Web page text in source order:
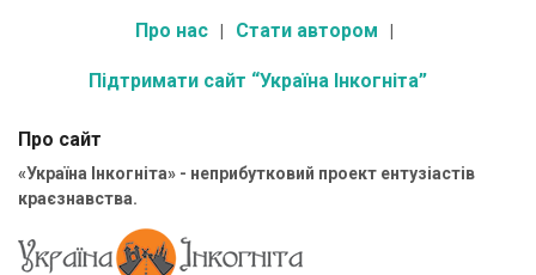
Про нас Стати автором
Підтримати сайт “Україна Інкогніта”
Про сайт
«Україна Інкогніта» - неприбутковий проект ентузіастів
краєзнавства.